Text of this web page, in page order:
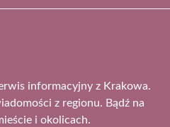
informacyjny z Krakowa.
z regionu. Bądź na
i okolicach.